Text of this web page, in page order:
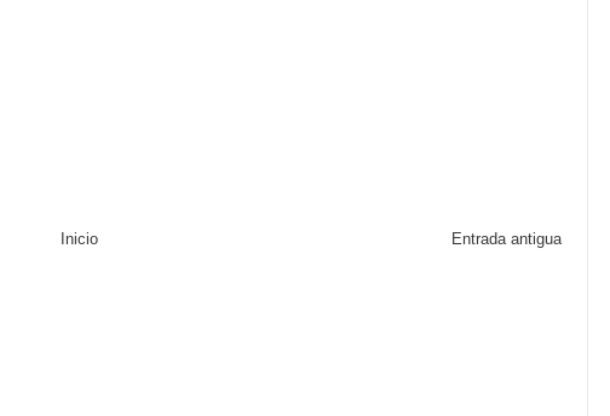
Entrada antigua
Inicio